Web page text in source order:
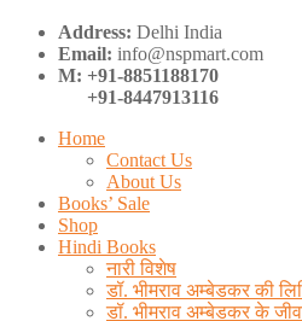
Address: Delhi India
Email: info@nspmart.com
M: +91-8851188170
+91-8447913116
Home
Contact Us
About Us
Books’ Sale
Shop
Hindi Books
नारी विशेष
डॉ. भीमराव अम्बेडकर की
डॉ. भीमराव अम्बेडकर के